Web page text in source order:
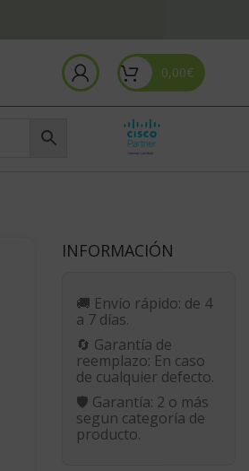
0,00€
INFORMACIÓN
🚚 Envío rápido: de 4
a 7 días.
🔄 Garantía de
reemplazo: En caso
de cualquier defecto.
🛡️ Garantía: 2 o más
segun categoría de
producto.